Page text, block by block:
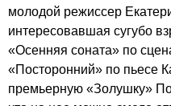
молодой режиссер
интересовавшая сугубо
«Осенняя соната» по
«Посторонний» по пьесе
премьерную «Золушку»